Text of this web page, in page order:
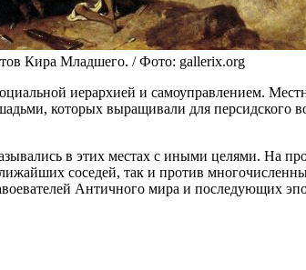
Кира Младшего. / Фото: gallerix.org
иерархией и самоуправлением.
которых выращивали для персидского
в этих местах с иными целями. На
соседей, так и против
Античного мира и последующих